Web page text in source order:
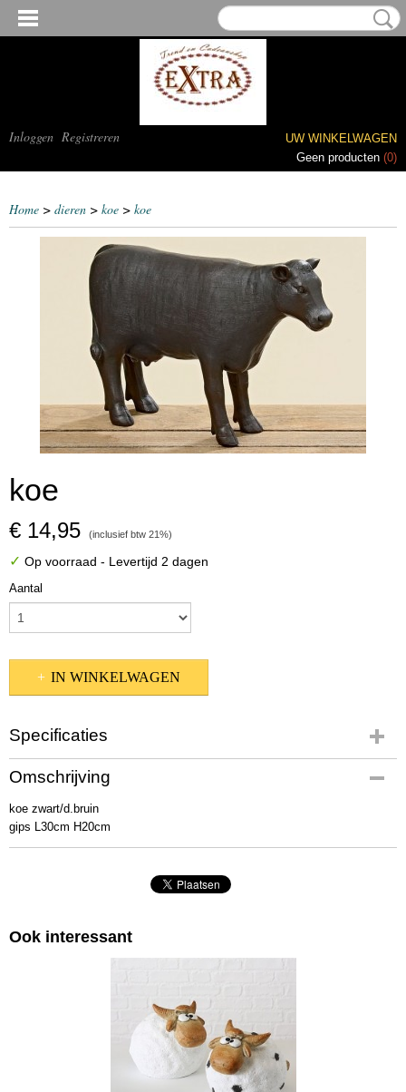
Inloggen Registreren
UW WINKELWAGEN
Geen producten (0)
Home > dieren > koe > koe
koe
€ 14,95 (inclusief btw 21%)
✓ Op voorraad - Levertijd 2 dagen
Aantal
IN WINKELWAGEN
Specificaties
Productcode
2268200
Afmetingen (l,b,h)
30 x 0 x 20 cm
Omschrijving
koe zwart/d.bruin
gips L30cm H20cm
Ook interessant